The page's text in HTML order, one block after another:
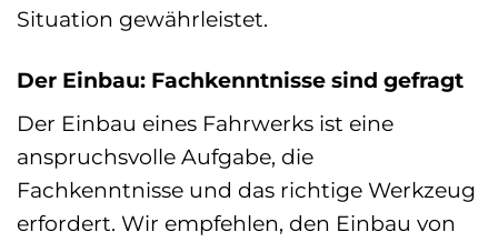
Situation gewährleistet.
Der Einbau: Fachkenntnisse sind gefragt
Der Einbau eines Fahrwerks ist eine
anspruchsvolle Aufgabe, die
Fachkenntnisse und das richtige Werkzeug
erfordert. Wir empfehlen, den Einbau von